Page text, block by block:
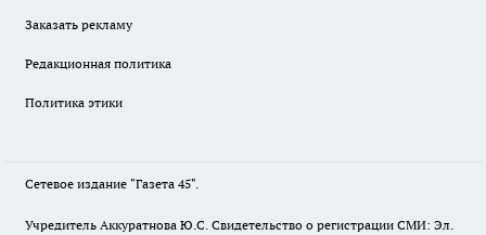
Заказать рекламу
Редакционная политика
Политика этики
Сетевое издание "Газета 45".
Учредитель Аккуратнова Ю.С. Свидетельство о регистрации СМИ: Эл.